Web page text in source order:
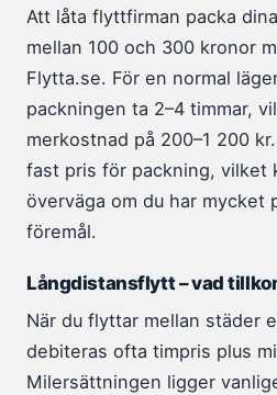
Att låta flyttfirman packa
mellan 100 och 300 kronor
Flytta.se. För en normal
packningen ta 2–4 timmar,
merkostnad på 200–1 200
fast pris för packning, vilket
överväga om du har mycket
föremål.
Långdistansflytt – vad
När du flyttar mellan städer
debiteras ofta timpris plus
Milersättningen ligger